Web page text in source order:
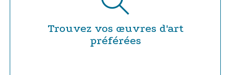
Trouvez vos œuvres d'art
préférées